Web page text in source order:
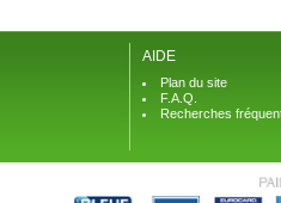
AIDE
Plan du site
F.A.Q.
Recherches